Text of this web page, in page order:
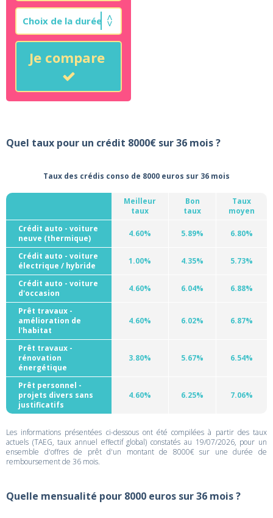
Je compare
Quel taux pour un crédit 8000€ sur 36 mois ?
Taux des crédis conso de 8000 euros sur 36 mois
Meilleur
taux
Bon
taux
Taux
moyen
Crédit auto - voiture
neuve (thermique)
4.60% 5.89% 6.80%
Crédit auto - voiture
électrique / hybride
1.00% 4.35% 5.73%
Crédit auto - voiture
d'occasion
4.60% 6.04% 6.88%
Prêt travaux -
amélioration de
l'habitat
4.60% 6.02% 6.87%
Prêt travaux -
rénovation
énergétique
3.80% 5.67% 6.54%
Prêt personnel -
projets divers sans
justificatifs
4.60% 6.25% 7.06%
Les informations présentées ci-dessous ont été compilées à partir des taux
actuels (TAEG, taux annuel effectif global) constatés au 19/07/2026, pour un
ensemble d'offres de prêt d'un montant de 8000€ sur une durée de
remboursement de 36 mois.
Quelle mensualité pour 8000 euros sur 36 mois ?